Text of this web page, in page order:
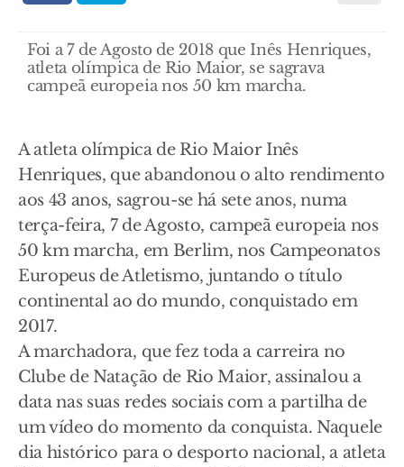
Foi a 7 de Agosto de 2018 que Inês Henriques,
atleta olímpica de Rio Maior, se sagrava
campeã europeia nos 50 km marcha.
A atleta olímpica de Rio Maior Inês
Henriques, que abandonou o alto rendimento
aos 43 anos, sagrou-se há sete anos, numa
terça-feira, 7 de Agosto, campeã europeia nos
50 km marcha, em Berlim, nos Campeonatos
Europeus de Atletismo, juntando o título
continental ao do mundo, conquistado em
2017.
A marchadora, que fez toda a carreira no
Clube de Natação de Rio Maior, assinalou a
data nas suas redes sociais com a partilha de
um vídeo do momento da conquista. Naquele
dia histórico para o desporto nacional, a atleta